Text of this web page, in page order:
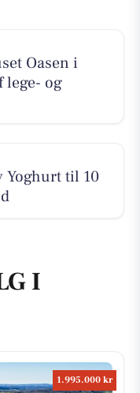
Oasen i
og
Yoghurt til 10
I
1.995.000 kr